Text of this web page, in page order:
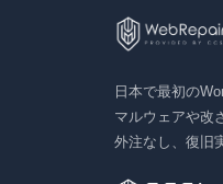
日本で最初の
マルウェアや改
外注なし、復旧